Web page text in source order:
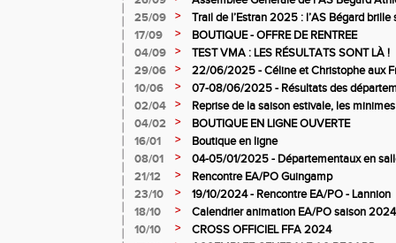
25/09
>
Trail de l’Estran 2025 : l’AS Bégard brille
17/09
>
BOUTIQUE - OFFRE DE RENTREE
04/09
>
TEST VMA : LES RÉSULTATS SONT LÀ !
29/06
>
22/06/2025 - Céline et Christophe aux
10/06
>
07-08/06/2025 - Résultats des
02/04
>
Reprise de la saison estivale, les
04/02
>
BOUTIQUE EN LIGNE OUVERTE
16/01
>
Boutique en ligne
08/01
>
04-05/01/2025 - Départementaux en
21/12
>
Rencontre EA/PO Guingamp
23/10
>
19/10/2024 - Rencontre EA/PO - Lannion
18/10
>
Calendrier animation EA/PO saison
10/10
>
CROSS OFFICIEL FFA 2024